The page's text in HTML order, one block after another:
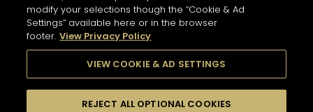
CONSOMMER AVEC MODÉRATION.
© 2026 HENNESSY
modify your selections though the “Cookie & Ad
Settings” available here or in the browser
footer. View Privacy Policy
VIEW COOKIE & AD SETTINGS
REJECT ALL OPTIONAL COOKIES